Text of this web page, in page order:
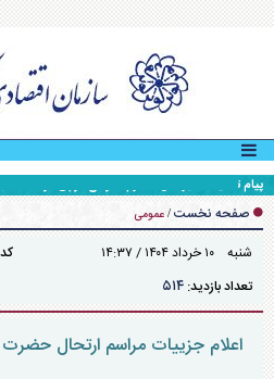
پیام تسلیت مدیرعامل محترم سازمان در پی درگذشت
محرومیت زدایی سپاه حضرت ولی عصر (عج) خوزستان
صفحه نخست / عمومی
شنبه ۱۰ خرداد ۱۴۰۴ / ۱۴:۳۷
تعداد بازدید: ۵۱۴
اعلام جزییات مراسم ارتحال